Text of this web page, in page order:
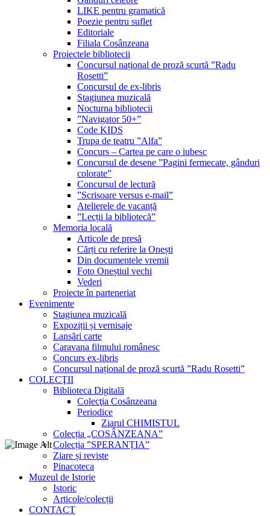
LIKE pentru gramatică
Poezie pentru suflet
Editoriale
Filiala Cosânzeana
Proiectele bibliotecii
Concursul național de proză scurtă ”Radu
Rosetti”
Concursul de ex-libris
Stagiunea muzicală
Nocturna bibliotecii
”Navigator 50+”
Code KIDS
Trupa de teatru ”Alfa”
Concurs – Cartea pe care o iubesc
Concursul de desene ”Pagini fermecate, gânduri
colorate”
Concursul de lectură
”Scrisoare versus e-mail”
Atelierele de vacanță
”Lecții la bibliotecă”
Memoria locală
Articole de presă
Cărți cu referire la Onești
Din documentele vremii
Foto Oneștiul vechi
Vederi
Proiecte în parteneriat
Evenimente
Stagiunea muzicală
Expoziții și vernisaje
Lansări carte
Caravana filmului românesc
Concurs ex-libris
Concursul național de proză scurtă ”Radu Rosetti”
COLECŢII
Biblioteca Digitală
Colecţia Cosânzeana
Periodice
Ziarul CHIMISTUL
Colecția „COSÂNZEANA”
Colecția ”SPERANȚIA”
Ziare și reviste
Pinacoteca
Muzeul de Istorie
Istoric
Articole/colecții
CONTACT